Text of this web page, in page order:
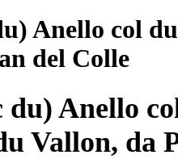
Anello col
del Colle
du) Anello
Vallon, da